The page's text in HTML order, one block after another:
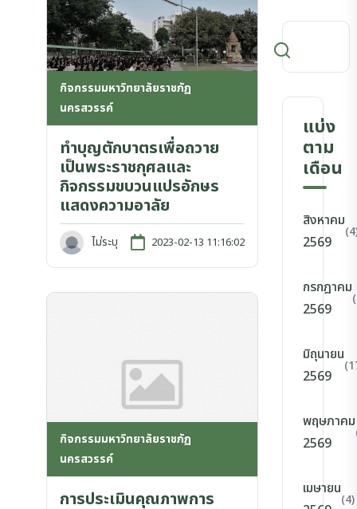
กิจกรรมมหาวิทยาลัยราชภัฏ
นครสวรรค์
ทำบุญตักบาตรเพื่อถวาย
เป็นพระราชกุศลและ
กิจกรรมขบวนแปรอักษร
แสดงความอาลัย
ไม่ระบุ 2023-02-13 11:16:02
กิจกรรมมหาวิทยาลัยราชภัฏ
นครสวรรค์
การประเมินคุณภาพการ
แบ่ง
ตาม
เดือน
สิงหาคม
2569
กรกฎาคม
2569
มิถุนายน
2569
พฤษภาคม
2569
เมษายน
(4)